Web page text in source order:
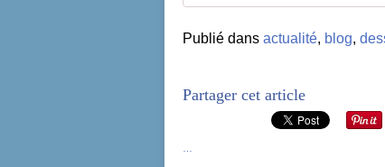
Publié dans actualité, blog,
Partager cet article